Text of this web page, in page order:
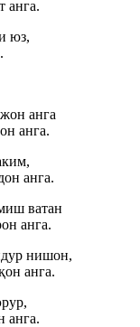
анга.
юз,
анга
анга.
анга.
ватан
анга.
нишон,
анга.
анга.